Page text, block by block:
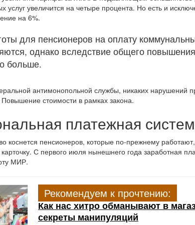
услуг увеличится на четыре процента. Но есть и
на 6%.
для пенсионеров на оплату
однако вследствие общего
больше.
антимонопольной службы, никаких нарушений
стоимости в рамках закона.
платежная
коснется пенсионеров, которые по-прежнему
С первого июля нынешнего года заработная
МИР.
Рекомендуем к прочтению:
Как нас хитро обманывают в
секреты манипуляций